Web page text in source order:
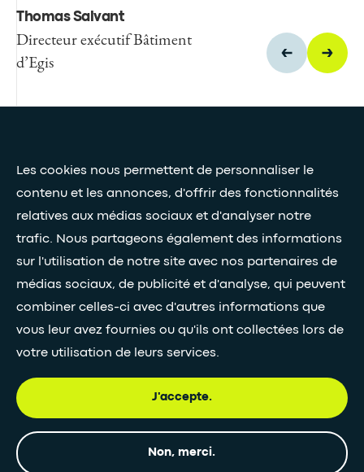
Les cookies nous permettent de personnaliser le
contenu et les annonces, d'offrir des fonctionnalités
relatives aux médias sociaux et d'analyser notre
trafic. Nous partageons également des informations
sur l'utilisation de notre site avec nos partenaires de
médias sociaux, de publicité et d'analyse, qui peuvent
combiner celles-ci avec d'autres informations que
vous leur avez fournies ou qu'ils ont collectées lors de
votre utilisation de leurs services.
J'accepte.
Non, merci.
Thomas Salvant
Directeur exécutif Bâtiment
d’Egis
l’objectif d’accélérer encore, avec nos
partenaires et clients, la transition
environnementale des bâtiments.
Fondateurs et CEO d’Openergy
Nos livres blancs
Inscription à la newsletter
© Egis - Tous droits réservés
Mentions
SUIVEZ-NOUS•